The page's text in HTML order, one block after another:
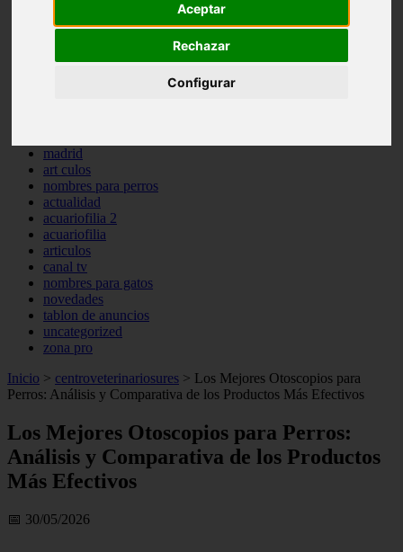
Aceptar
Rechazar
Configurar
especies invasoras
madrid
art culos
nombres para perros
actualidad
acuariofilia 2
acuariofilia
articulos
canal tv
nombres para gatos
novedades
tablon de anuncios
uncategorized
zona pro
Inicio > centroveterinariosures > Los Mejores Otoscopios para
Perros: Análisis y Comparativa de los Productos Más Efectivos
Los Mejores Otoscopios para Perros:
Análisis y Comparativa de los Productos
Más Efectivos
📅 30/05/2026